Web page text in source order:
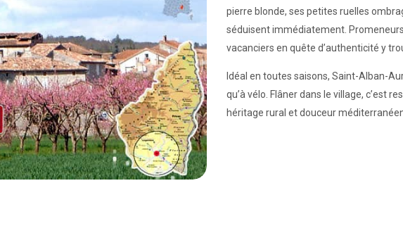
pierre blonde, ses petites ruelles
séduisent immédiatement.
vacanciers en quête d’authenticité y
Idéal en toutes saisons, Saint-Alban-
qu’à vélo. Flâner dans le village, c’est
héritage rural et douceur